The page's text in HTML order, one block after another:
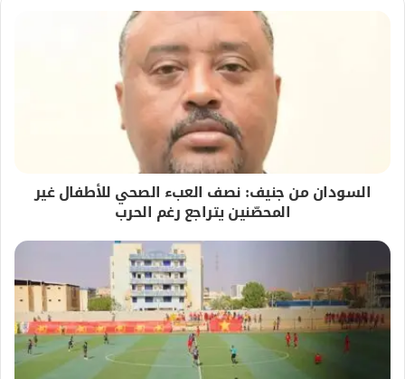
السودان من جنيف: نصف العبء الصحي للأطفال غير
المحصّنين يتراجع رغم الحرب